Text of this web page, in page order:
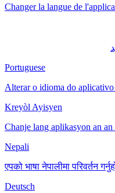
Changer la langue de
Portuguese
Alterar o idioma do
Kreyòl Ayisyen
Chanje lang aplikasyon an
Nepali
एपको भाषा नेपालीमा परिवर्तन
Deutsch